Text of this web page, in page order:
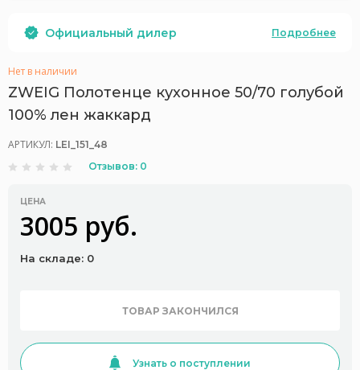
Официальный дилер Подробнее
Нет в наличии
ZWEIG Полотенце кухонное 50/70 голубой
100% лен жаккард
АРТИКУЛ: LEI_151_48
Отзывов: 0
ЦЕНА
3005 руб.
На складе: 0
ТОВАР ЗАКОНЧИЛСЯ
Узнать о поступлении